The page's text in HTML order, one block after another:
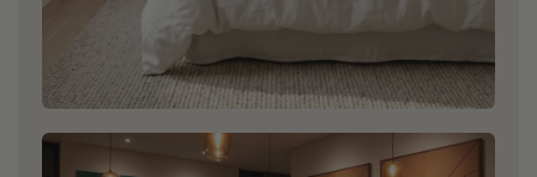
Chambre à coucher